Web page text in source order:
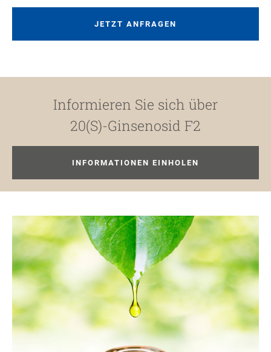
JETZT ANFRAGEN
Informieren Sie sich über
20(S)-Ginsenosid F2
INFORMATIONEN EINHOLEN